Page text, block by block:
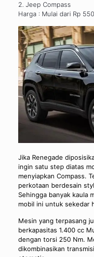
2. Jeep Compass
Harga : Mulai dari Rp
Jika Renegade
ingin satu step diatas
menyiapkan Compass.
perkotaan berdesain
Sehingga banyak kaula
mobil ini untuk sekedar
Mesin yang terpasang
berkapasitas 1.400 cc
dengan torsi 250 Nm.
dikombinasikan